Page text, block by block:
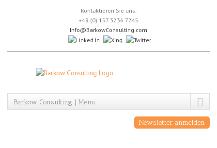
Kontaktieren Sie uns:
+49 (0) 157 3236 7245
Info@BarkowConsulting.com
Barkow Consulting | Menu
Newsletter anmelden